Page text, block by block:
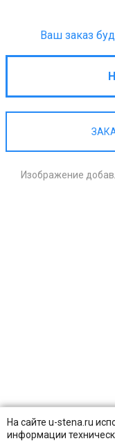
На сайте u-stena.ru
информации
Ваш заказ
Изображение